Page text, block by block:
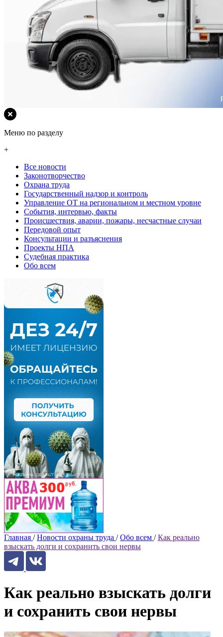
Меню по разделу
+
Все новости
Законотворчество
Охрана труда
Государственный надзор и контроль
Управление ОТ на региональном и местном уровне
События, интервью, факты
Происшествия, аварии, пожары, несчастные случаи
Передовой опыт
Консультации и разъяснения
Проекты НПА
Судебная практика
Обо всем
Главная / Новости охраны труда / Обо всем / Как реально
взыскать долги и сохранить свои нервы
Как реально взыскать долги
и сохранить свои нервы